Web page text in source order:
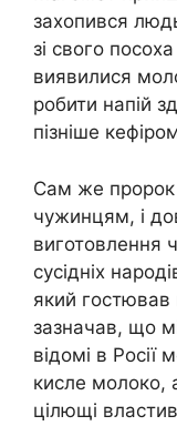
захопився
зі свого
виявилися
робити напій
пізніше
Сам же пророк
чужинцям, і
виготовлення
сусідніх
який гостював
зазначав, що
відомі в Росії
кисле молоко,
цілющі